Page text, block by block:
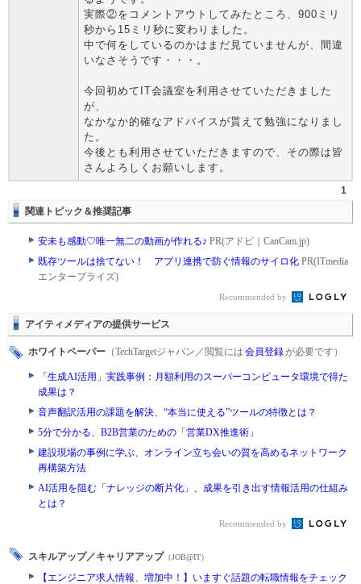
実際②をコメントアウトしてみたところ、900ミリ
秒から15ミリ秒に変わりました。
中で何をしているのかはまだ見ていませんが、間違
いなさそうです・・・。
今回初めてIT会議室を利用させていただきました
が、
なかなか的確なアドバイスが貰えて勉強になりまし
た。
今後とも利用させていただきますので、その際は皆
さんよろしくお願いします。
1
関連トピック＆推奨記事
安未も感動♡唯一無二の動画が作れる♪ PR(アドビ｜CanCam.jp)
既存ツールは捨てない！ アプリ連携で防ぐ情報のサイロ化 PR(ITmedia
エンタープライズ)
Recommended by
アイティメディアの提供サービス
ホワイトペーパー （TechTargetジャパン／閲覧には 会員登録が必要です）
「生成AI活用」実践事例：月額利用のスーパーコンピュータ環境で得た
成果は？
音声翻訳活用の課題を解決、“本当に使える”ツールの特徴とは？
5分で分かる、B2B営業のための「営業DX推進術」
建設現場の事例に学ぶ、オンライン立ち会いの質を高めるネットワーク
再構築方法
AI活用を阻む「ナレッジの断片化」、成果を引き出す情報活用の仕組み
とは？
Recommended by
スキルアップ／キャリアアップ （JOB@IT）
【エンジニア求人情報、増加中！】いますぐ話題の転職情報をチェック